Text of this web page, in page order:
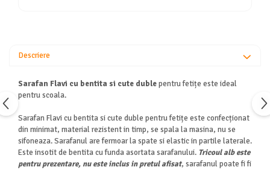
Descriere
Sarafan Flavi cu bentita si cute dublepentru fetițe este ideal
pentru scoala.
Sarafan Flavi cu bentita si cute duble pentru fetițe este confecționat
din minimat, material rezistent in timp, se spala la masina, nu se
sifoneaza. Sarafanul are fermoar la spate si elastic in partile laterale.
Este insotit de bentita cu funda asortata sarafanului. Tricoul alb este
pentru prezentare, nu este inclus in pretul afisat, sarafanul poate fi fi